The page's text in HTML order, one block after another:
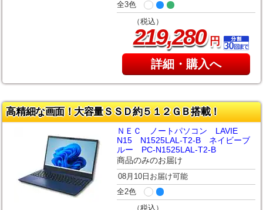
全3色
（税込）
219,280円
詳細・購入へ
高精細な画面！大容量ＳＳＤ約５１２ＧＢ搭載！
ＮＥＣ ノートパソコン LAVIE
N15 N1525LAL-T2-B ネイビーブ
ルー PC-N1525LAL-T2-B
商品のみのお届け
08月10日お届け可能
全2色
（税込）